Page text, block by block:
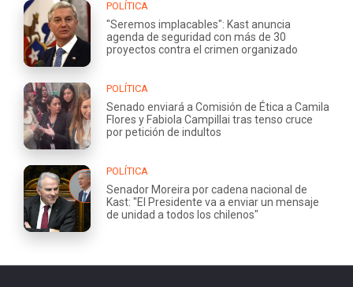
POLÍTICA
"Seremos implacables": Kast anuncia
agenda de seguridad con más de 30
proyectos contra el crimen organizado
POLÍTICA
Senado enviará a Comisión de Ética a Camila
Flores y Fabiola Campillai tras tenso cruce
por petición de indultos
POLÍTICA
Senador Moreira por cadena nacional de
Kast: "El Presidente va a enviar un mensaje
de unidad a todos los chilenos"